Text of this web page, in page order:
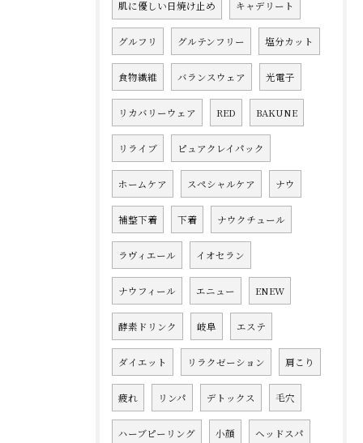
肌に優しい日焼け止め キャデリート
グルフリ グルテンフリー 塩分カット
食物繊維 バランスウェア 光電子
リカバリーウェア RED BAKUNE
リライブ ピュアクレイパック
ホームケア スペシャルケア ナウ
補整下着 下着 ナウクチュール
ラヴィエール イオセラン
ナウフィール エニュー ENEW
酵素ドリンク 岐阜 エステ
ダイエット リラクゼーション 肩こり
疲れ リンパ デトックス 毛穴
ハーブピーリング 小顔 ヘッドスパ